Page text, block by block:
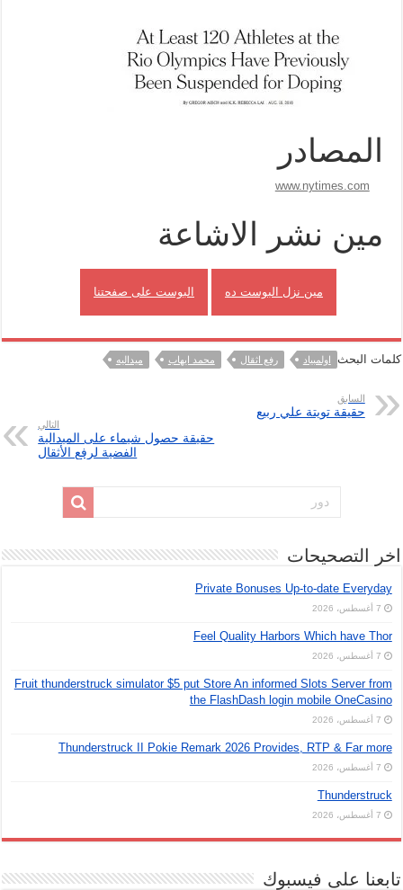
المصادر
www.nytimes.com
مين نشر الاشاعة
مين نزل البوست ده البوست على صفحتنا
كلمات البحث اولمبياد رفع اثقال محمد ايهاب ميداليه
السابق
حقيقة تويتة علي ربيع
التالي
حقيقة حصول شيماء على الميدالية
الفضية لرفع الأثقال
اخر التصحيحات
Private Bonuses Up-to-date Everyday
7 أغسطس، 2026
Feel Quality Harbors Which have Thor
7 أغسطس، 2026
Fruit thunderstruck simulator $5 put Store An informed Slots Server from
the FlashDash login mobile OneCasino
7 أغسطس، 2026
Thunderstruck II Pokie Remark 2026 Provides, RTP & Far more
7 أغسطس، 2026
Thunderstruck
7 أغسطس، 2026
تابعنا على فيسبوك